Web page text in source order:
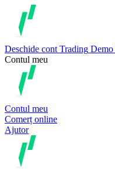
Deschide cont Trading Demo
Contul meu
Contul meu
Comerț online
Ajutor